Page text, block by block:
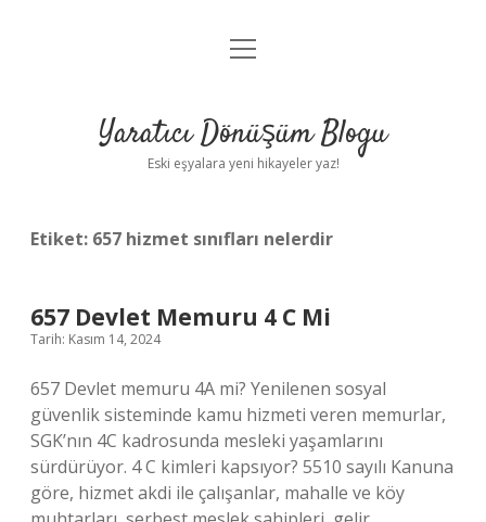
Anasayfa
Yasal Uyarı
menüyü
Yaratıcı Dönüşüm Blogu
Eski eşyalara yeni hikayeler yaz!
Etiket: 657 hizmet sınıfları nelerdir
657 Devlet Memuru 4 C Mi
Tarih: Kasım 14, 2024
657 Devlet memuru 4A mi? Yenilenen sosyal
güvenlik sisteminde kamu hizmeti veren memurlar,
SGK’nın 4C kadrosunda mesleki yaşamlarını
sürdürüyor. 4 C kimleri kapsıyor? 5510 sayılı Kanuna
göre, hizmet akdi ile çalışanlar, mahalle ve köy